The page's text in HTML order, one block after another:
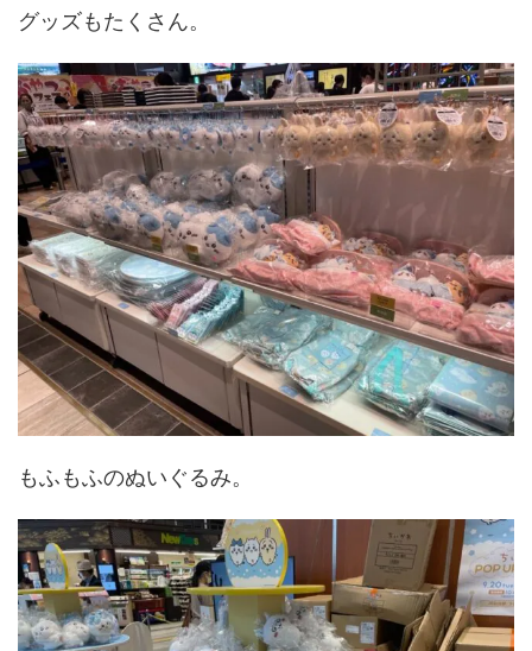
グッズもたくさん。
もふもふのぬいぐるみ。